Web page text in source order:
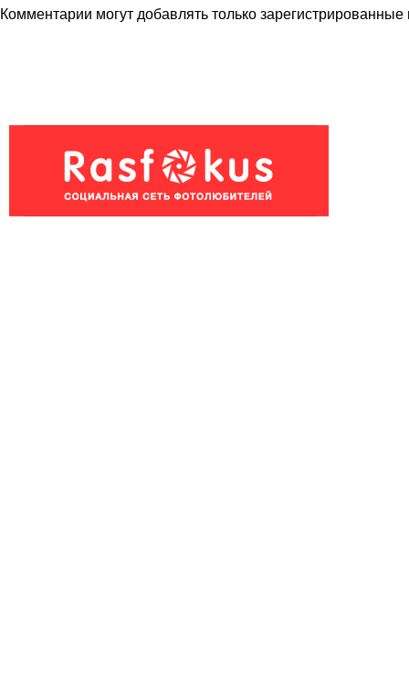
Комментарии могут добавлять толькозарегистрированные